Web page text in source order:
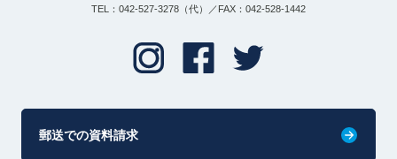
TEL：042-527-3278（代）／FAX：042-528-1442
郵送での資料請求